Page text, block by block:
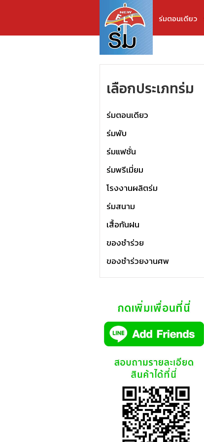
ร่มตอนเดียว
เลือกประเภทร่ม
ร่มตอนเดียว
ร่มพับ
ร่มแฟชั่น
ร่มพรีเมี่ยม
โรงงานผลิตร่ม
ร่มสนาม
เสื้อกันฝน
ของชำร่วย
ของชำร่วยงานศพ